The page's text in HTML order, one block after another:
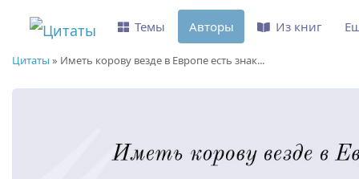
Цитаты » Иметь корову везде в Европе есть знак...
Темы Авторы Из книг